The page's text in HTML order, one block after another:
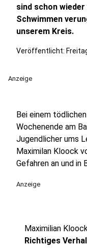
sind schon
Schwimmen
unserem Kreis.
Veröffentlicht:
Anzeige
Bei einem
Wochenende am
Jugendlicher ums
Maximilan Kloock
Gefahren an und in
Anzeige
Maximilian
Richtiges